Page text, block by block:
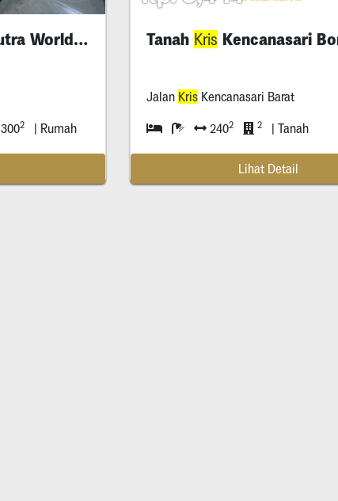
Rumah Belakang Ciputra World Mall
3002 | Rumah
Tanah Kris Kencanasari Bonus
Jalan Kris Kencanasari Barat
2402 2 | Tanah
Lihat Detail